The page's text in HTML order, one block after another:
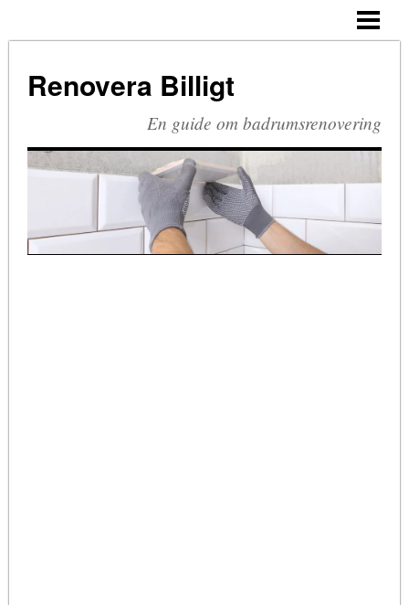
TA BORT SILIKON
RIVA KAKEL
Renovera Billigt
En guide om badrumsrenovering